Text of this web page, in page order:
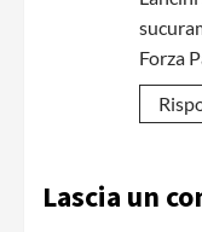
Forza
Lascia un